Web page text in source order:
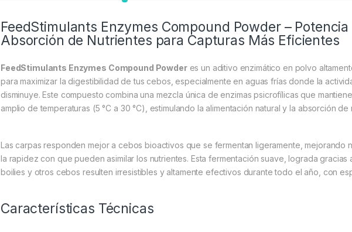
FeedStimulants Enzymes Compound Powder –
Absorción de Nutrientes para Capturas Más Eficientes
FeedStimulants Enzymes Compound Powderes un aditivo enzimático en polvo
para maximizar la digestibilidad de tus cebos, especialmente en aguas frías donde la
disminuye. Este compuesto combina una mezcla única de enzimas psicrofílicas que
amplio de temperaturas (5 °C a 30 °C), estimulando la alimentación natural y la absorción
Las carpas responden mejor a cebos bioactivos que se fermentan ligeramente, mejorando
la rapidez con que pueden asimilar los nutrientes. Esta fermentación suave, lograda gracias
boilies y otros cebos resulten irresistibles y altamente efectivos durante todo el año, con
Características Técnicas